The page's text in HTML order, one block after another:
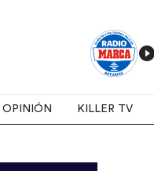
OPINIÓN KILLER TV